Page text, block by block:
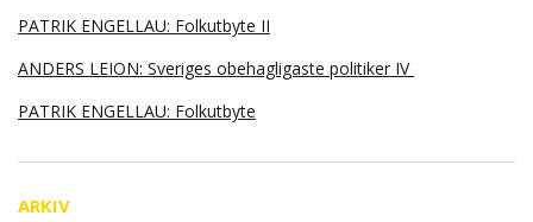
PATRIK ENGELLAU: Folkutbyte II
ANDERS LEION: Sveriges obehagligaste politiker IV
PATRIK ENGELLAU: Folkutbyte
ARKIV